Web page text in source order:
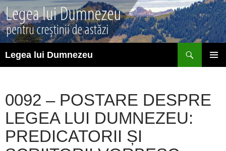
Sari
la
conținut
Legea lui Dumnezeu
0092 – POSTARE DESPRE
LEGEA LUI DUMNEZEU:
PREDICATORII ȘI